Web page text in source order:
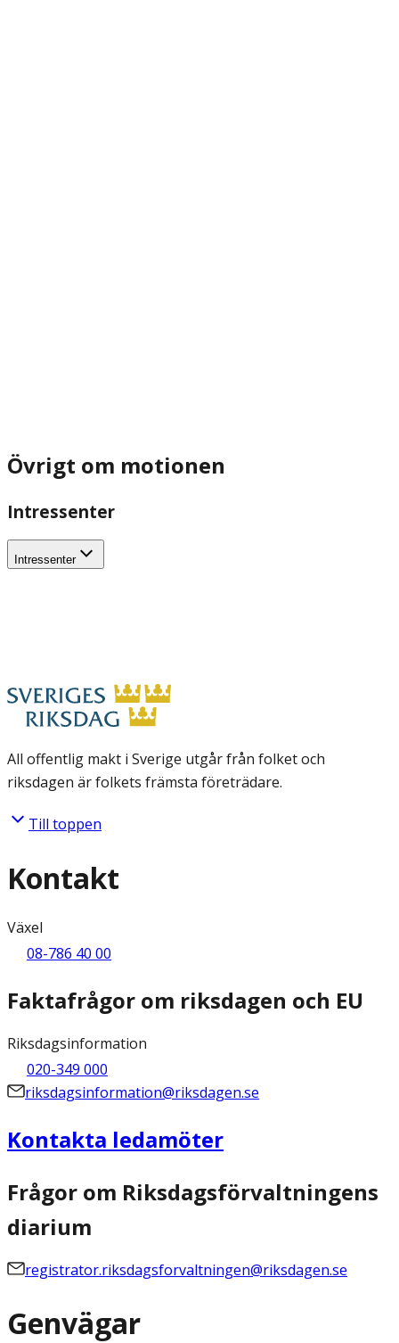
Övrigt om motionen
Intressenter
Intressenter
All offentlig makt i Sverige utgår från folket och
riksdagen är folkets främsta företrädare.
Till toppen
Kontakt
Växel
08-786 40 00
Faktafrågor om riksdagen och EU
Riksdagsinformation
020-349 000
riksdagsinformation@riksdagen.se
Kontakta ledamöter
Frågor om Riksdagsförvaltningens
diarium
registrator.riksdagsforvaltningen@riksdagen.se
Genvägar